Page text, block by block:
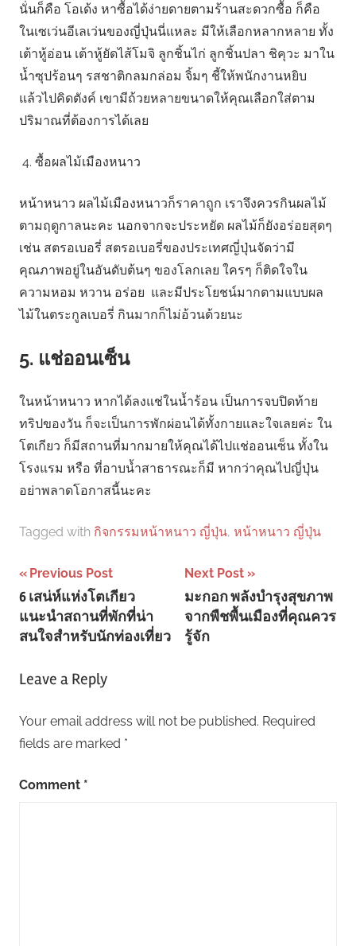
นั่นก็คือ โอเด้ง หาซื้อได้ง่ายดายตามร้านสะดวกซื้อ ก็คือ
ในเซเว่นอีเลเว่นของญี่ปุ่นนี่แหละ มีให้เลือกหลากหลาย ทั้ง
เต้าหู้อ่อน เต้าหู้ยัดไส้โมจิ ลูกชิ้นไก่ ลูกชิ้นปลา ชิคุวะ มาใน
น้ำซุปร้อนๆ รสชาติกลมกล่อม จิ้มๆ ชี้ให้พนักงานหยิบ
แล้วไปคิดตังค์ เขามีถ้วยหลายขนาดให้คุณเลือกใส่ตาม
ปริมาณที่ต้องการได้เลย
ซื้อผลไม้เมืองหนาว
หน้าหนาว ผลไม้เมืองหนาวก็ราคาถูก เราจึงควรกินผลไม้
ตามฤดูกาลนะคะ นอกจากจะประหยัด ผลไม้ก็ยังอร่อยสุดๆ
เช่น สตรอเบอรี่ สตรอเบอรี่ของประเทศญี่ปุ่นจัดว่ามี
คุณภาพอยู่ในอันดับต้นๆ ของโลกเลย ใครๆ ก็ติดใจใน
ความหอม หวาน อร่อย และมีประโยชน์มากตามแบบผล
ไม้ในตระกูลเบอรี่ กินมากก็ไม่อ้วนด้วยนะ
5. แช่ออนเซ็น
ในหน้าหนาว หากได้ลงแช่ในน้ำร้อน เป็นการจบปิดท้าย
ทริปของวัน ก็จะเป็นการพักผ่อนได้ทั้งกายและใจเลยค่ะ ใน
โตเกียว ก็มีสถานที่มากมายให้คุณได้ไปแช่ออนเซ็น ทั้งใน
โรงแรม หรือ ที่อาบน้ำสาธารณะก็มี หากว่าคุณไปญี่ปุ่น
อย่าพลาดโอกาสนี้นะคะ
Tagged with กิจกรรมหน้าหนาว ญี่ปุ่น, หน้าหนาว ญี่ปุ่น
Post
navigation
Previous Post
6 เสน่ห์แห่งโตเกียว
แนะนำสถานที่พักที่น่า
สนใจสำหรับนักท่องเที่ยว
Next Post
มะกอก พลังบำรุงสุขภาพ
จากพืชพื้นเมืองที่คุณควร
รู้จัก
Leave a Reply
Your email address will not be published. Required
fields are marked *
Comment *